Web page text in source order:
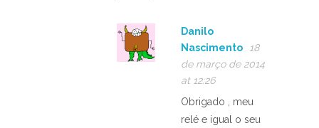
Danilo
Nascimento
18
de março de 2014
at 12:26
Obrigado , meu
relé e igual o seu